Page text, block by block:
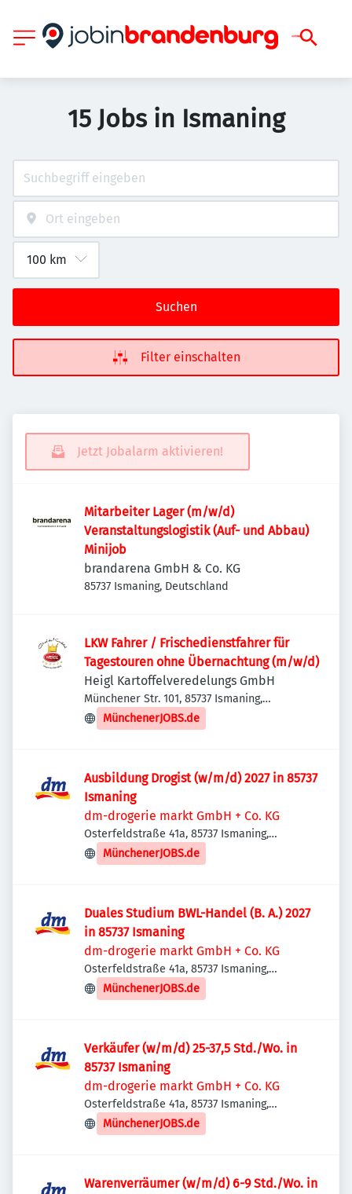
15 Jobs in Ismaning
Suchen
Filter einschalten
Jetzt Jobalarm aktivieren!
Mitarbeiter Lager (m/w/d)
Veranstaltungslogistik (Auf- und Abbau)
Minijob
brandarena GmbH & Co. KG
85737 Ismaning, Deutschland
LKW Fahrer / Frischedienstfahrer für
Tagestouren ohne Übernachtung (m/w/d)
Heigl Kartoffelveredelungs GmbH
Münchener Str. 101, 85737 Ismaning,
Deutschland
MünchenerJOBS.de
Ausbildung Drogist (w/m/d) 2027 in 85737
Ismaning
dm-drogerie markt GmbH + Co. KG
Osterfeldstraße 41a, 85737 Ismaning,
Deutschland
MünchenerJOBS.de
Duales Studium BWL-Handel (B. A.) 2027
in 85737 Ismaning
dm-drogerie markt GmbH + Co. KG
Osterfeldstraße 41a, 85737 Ismaning,
Deutschland
MünchenerJOBS.de
Verkäufer (w/m/d) 25-37,5 Std./Wo. in
85737 Ismaning
dm-drogerie markt GmbH + Co. KG
Osterfeldstraße 41a, 85737 Ismaning,
Deutschland
MünchenerJOBS.de
Warenverräumer (w/m/d) 6-9 Std./Wo. in